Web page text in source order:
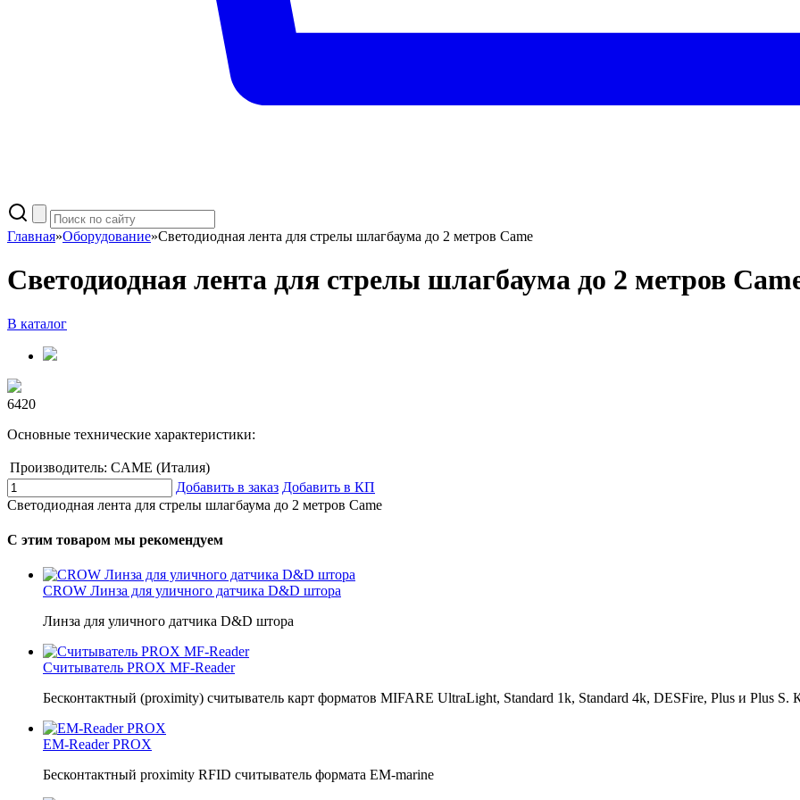
Главная»Оборудование»Светодиодная лента для стрелы шлагбаума до 2 метров Came
Светодиодная лента для стрелы шлагбаума до 2 метров
В каталог
6420
Основные технические характеристики:
Производитель: CAME (Италия)
Добавить в заказ Добавить в КП
Светодиодная лента для стрелы шлагбаума до 2 метров Came
С этим товаром мы рекомендуем
CROW Линза для уличного датчика D&D штора
Линза для уличного датчика D&D штора
Считыватель PROX MF-Reader
Бесконтактный (proximity) считыватель карт форматов MIFARE UltraLight, Standard 1k, Standard 4k, DESFire, Plus и Plus S.
EM-Reader PROX
Бесконтактный proximity RFID считыватель формата ЕМ-marine